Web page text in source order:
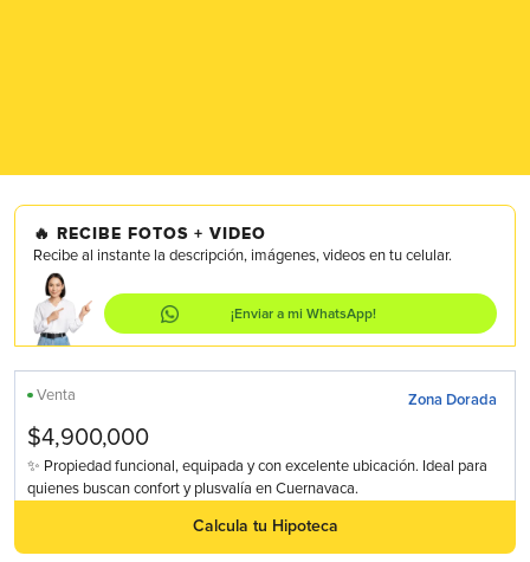
🔥 RECIBE FOTOS + VIDEO
Recibe al instante la descripción, imágenes, videos en tu celular.
¡Enviar a mi WhatsApp!
Venta Zona Dorada
$4,900,000
✨ Propiedad funcional, equipada y con excelente ubicación. Ideal para
quienes buscan confort y plusvalía en Cuernavaca.
Calcula tu Hipoteca